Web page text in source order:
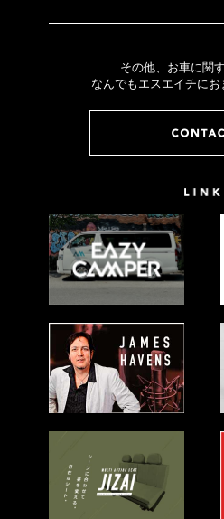
その他、お車に関
なんでもエスエイチにお